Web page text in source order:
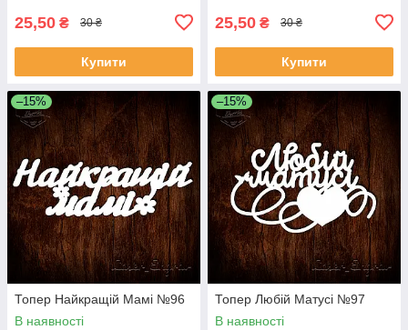
25,50 ₴ 30 ₴
Купити
25,50 ₴ 30 ₴
Купити
–15%
Топер Найкращій Мамі №96
В наявності
–15%
Топер Любій Матусі №97
В наявності